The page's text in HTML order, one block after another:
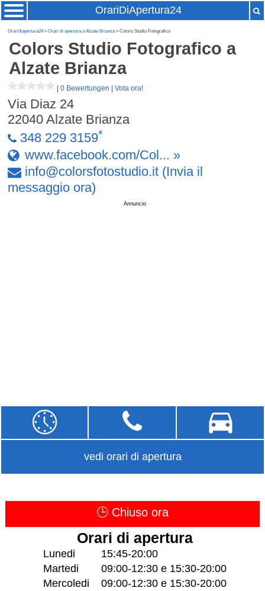
OrariDiApertura24
Oraridiapertura24»Orari di apertura a Alzate Brianza» Colors Studio Fotografico
Colors Studio Fotografico a
Alzate Brianza
|0 Bewertungen |Vota ora!
Via Diaz 24
22040 Alzate Brianza
348 229 3159*
www.facebook.com/Col... »
info@colorsfotostudio.it (Invia il
messaggio ora)
Annuncio
vedi orari di apertura
🕒 Chiuso ora
Orari di apertura
Lunedi
15:45-20:00
Martedi
09:00-12:30 e 15:30-20:00
Mercoledi
09:00-12:30 e 15:30-20:00